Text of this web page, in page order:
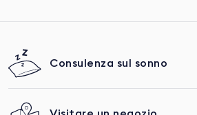
Consulenza sul sonno